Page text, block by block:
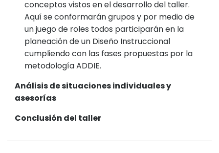
conceptos vistos en el desarrollo del taller.
Aquí se conformarán grupos y por medio de
un juego de roles todos participarán en la
planeación de un Diseño Instruccional
cumpliendo con las fases propuestas por la
metodología ADDIE.
Análisis de situaciones individuales y
asesorías
Conclusión del taller